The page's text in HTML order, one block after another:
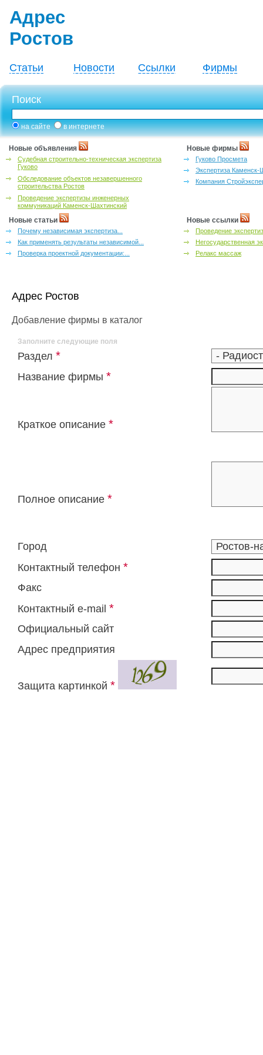
Адрес
Ростов
Статьи Новости Ссылки Фирмы
Поиск
на сайте в интернете
Новые объявления
Судебная строительно-техническая экспертиза
Гуково
Обследование объектов незавершенного
строительства Ростов
Проведение экспертизы инженерных
коммуникаций Каменск-Шахтинский
Новые фирмы
Гуково Просмета
Экспертиза Каменск-
Компания
Новые статьи
Почему независимая экспертиза...
Как применять результаты независимой...
Проверка проектной документации:...
Новые ссылки
Проведение
Негосударственная
Релакс массаж
Адрес Ростов
Добавление фирмы в каталог
Заполните следующие поля
Раздел *
Название фирмы *
Краткое описание *
Полное описание *
Город
Контактный телефон *
Факс
Контактный e-mail *
Официальный сайт
Адрес предприятия
Защита картинкой *